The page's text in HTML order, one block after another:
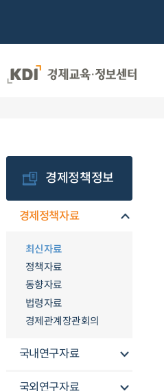
경제정책정보
경제정책자료
최신자료
정책자료
동향자료
법령자료
경제관계장관회의
국내연구자료
국외연구자료